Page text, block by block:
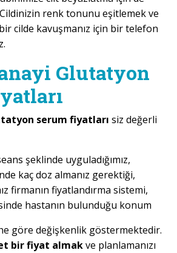
renk tonunu eşitlemek ve
cilde kavuşmanız için bir telefon
Glutatyon
serum fiyatları siz değerli
şeklinde uyguladığımız,
kaç doz almanız gerektiği,
firmanın fiyatlandırma sistemi,
hastanın bulunduğu konum
göre değişkenlik göstermektedir.
bir fiyat almakve planlamanızı